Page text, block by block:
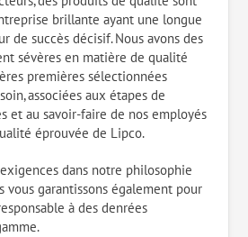
brillante ayant une longue
de succès décisif. Nous avons des
sévères en matière de qualité
premières sélectionnées
associées aux étapes de
et au savoir-faire de nos employés
éprouvée de Lipco.
dans notre philosophie
vous garantissons également pour
à des denrées